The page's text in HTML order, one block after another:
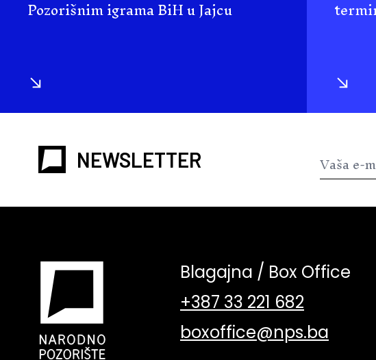
Pozorišnim igrama BiH u Jajcu
NEWSLETTER
Blagajna / Box Office
+387 33 221 682
boxoffice@nps.ba